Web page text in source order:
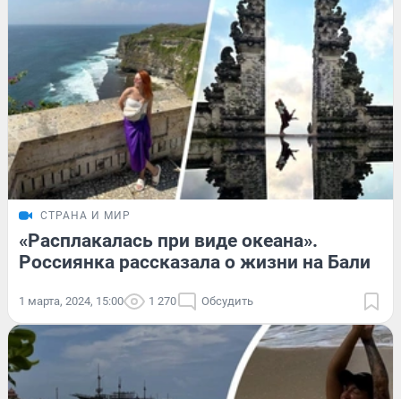
СТРАНА И МИР
«Расплакалась при виде океана».
Россиянка рассказала о жизни на Бали
1 марта, 2024, 15:00 1 270 Обсудить